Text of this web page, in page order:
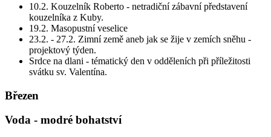
10.2. Kouzelník Roberto - netradiční zábavní představení
kouzelníka z Kuby.
19.2. Masopustní veselice
23.2. - 27.2. Zimní země aneb jak se žije v zemích sněhu -
projektový týden.
Srdce na dlani - tématický den v odděleních při příležitosti
svátku sv. Valentína.
Březen
Voda - modré bohatství